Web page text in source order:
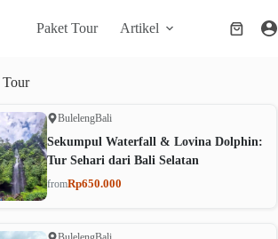
Paket Tour Artikel
Shopping
Tour
BulelengBali
Sekumpul Waterfall & Lovina Dolphin:
Tur Sehari dari Bali Selatan
fromRp650.000